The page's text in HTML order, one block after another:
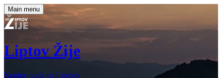
Main menu
Liptov Žije
Koniec nudy na Liptove